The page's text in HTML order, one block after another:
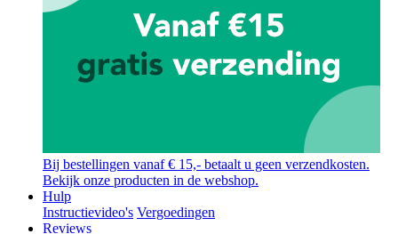
Bij bestellingen vanaf € 15,- betaalt u geen verzendkosten.
Bekijk onze producten in de webshop.
Hulp
Instructievideo's Vergoedingen
Reviews